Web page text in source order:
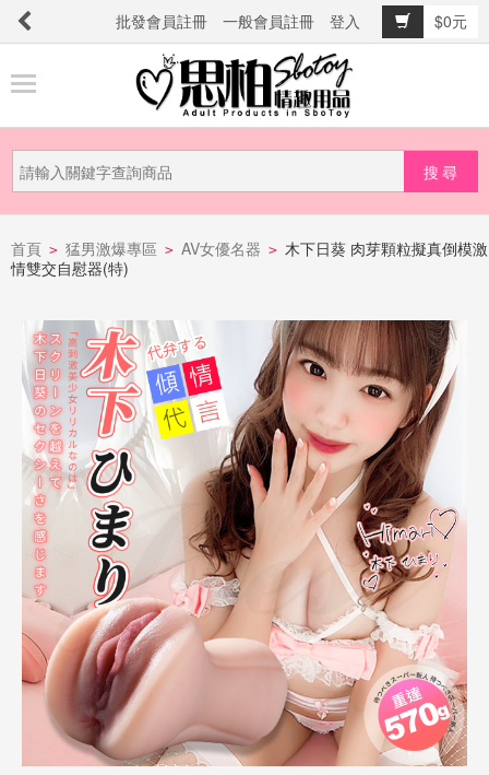
批發會員註冊 一般會員註冊 登入
$0元
品
新
品
上
提
防
詐
騙
電
或
訊
批
發
首頁 > 猛男激爆專區 > AV女優名器 > 木下日葵 肉芽顆粒擬真倒模激
情雙交自慰器(特)